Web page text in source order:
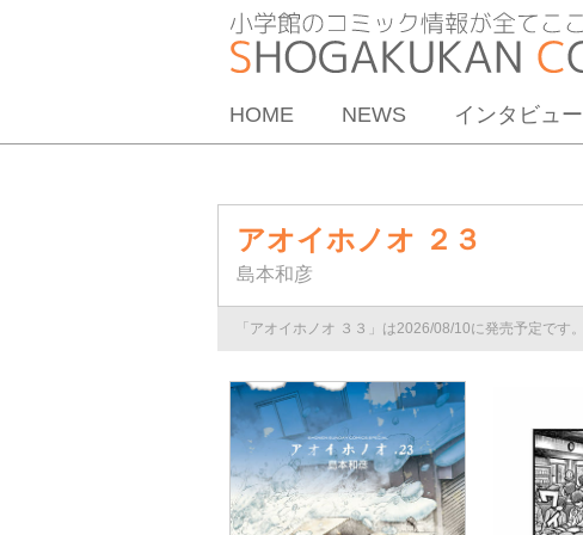
HOME NEWS インタビュー
アオイホノオ ２３
島本和彦
「アオイホノオ ３３」は2026/08/10に発売予定です。